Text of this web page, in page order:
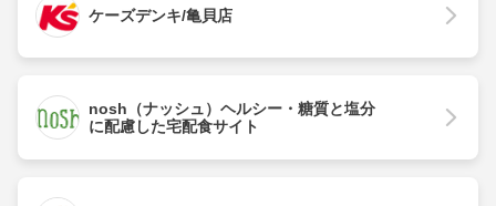
ケーズデンキ/亀貝店
nosh（ナッシュ）ヘルシー・糖質と塩分
に配慮した宅配食サイト